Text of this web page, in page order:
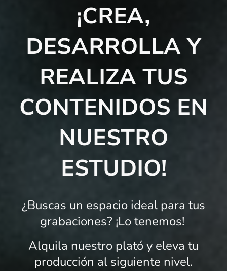
¡CREA,
DESARROLLA Y
REALIZA TUS
CONTENIDOS EN
NUESTRO
ESTUDIO!
¿Buscas un espacio ideal para tus
grabaciones? ¡Lo tenemos!
Alquila nuestro plató y eleva tu
producción al siguiente nivel.